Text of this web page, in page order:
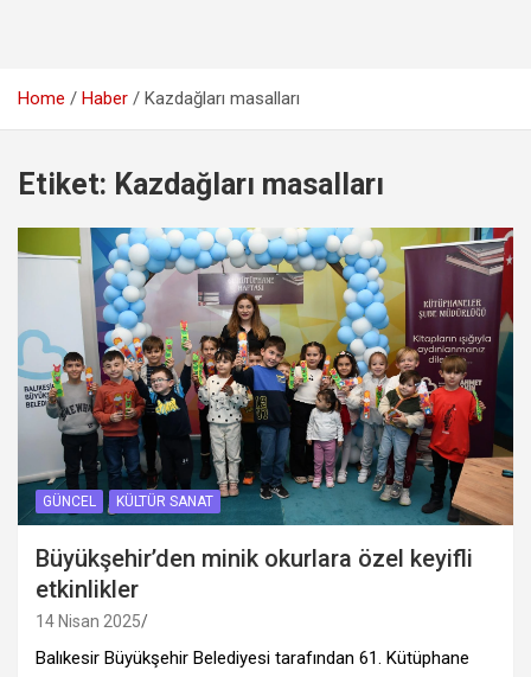
Home Haber Kazdağları masalları
Etiket: Kazdağları masalları
GÜNCEL KÜLTÜR SANAT
Büyükşehir’den minik okurlara özel keyifli
etkinlikler
14 Nisan 2025
Balıkesir Büyükşehir Belediyesi tarafından 61. Kütüphane